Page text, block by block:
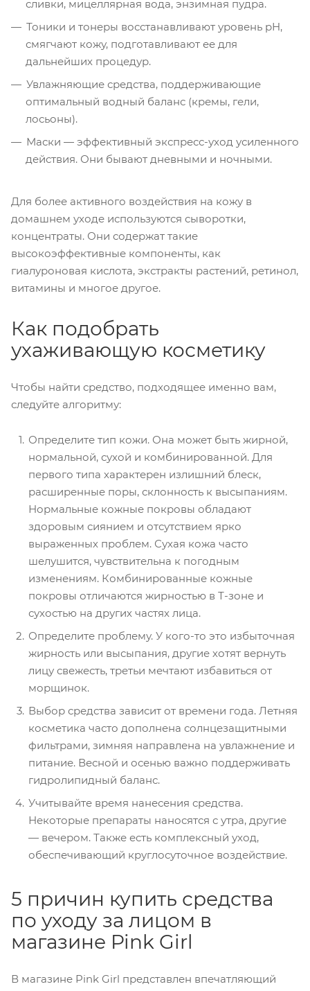
сливки, мицеллярная вода, энзимная пудра.
Тоники и тонеры восстанавливают уровень pH,
смягчают кожу, подготавливают ее для
дальнейших процедур.
Увлажняющие средства, поддерживающие
оптимальный водный баланс (кремы, гели,
лосьоны).
Маски — эффективный экспресс-уход усиленного
действия. Они бывают дневными и ночными.
Для более активного воздействия на кожу в
домашнем уходе используются сыворотки,
концентраты. Они содержат такие
высокоэффективные компоненты, как
гиалуроновая кислота, экстракты растений, ретинол,
витамины и многое другое.
Как подобрать
ухаживающую косметику
Чтобы найти средство, подходящее именно вам,
следуйте алгоритму:
Определите тип кожи. Она может быть жирной,
нормальной, сухой и комбинированной. Для
первого типа характерен излишний блеск,
расширенные поры, склонность к высыпаниям.
Нормальные кожные покровы обладают
здоровым сиянием и отсутствием ярко
выраженных проблем. Сухая кожа часто
шелушится, чувствительна к погодным
изменениям. Комбинированные кожные
покровы отличаются жирностью в Т-зоне и
сухостью на других частях лица.
Определите проблему. У кого-то это избыточная
жирность или высыпания, другие хотят вернуть
лицу свежесть, третьи мечтают избавиться от
морщинок.
Выбор средства зависит от времени года. Летняя
косметика часто дополнена солнцезащитными
фильтрами, зимняя направлена на увлажнение и
питание. Весной и осенью важно поддерживать
гидролипидный баланс.
Учитывайте время нанесения средства.
Некоторые препараты наносятся с утра, другие
— вечером. Также есть комплексный уход,
обеспечивающий круглосуточное воздействие.
5 причин купить средства
по уходу за лицом в
магазине Pink Girl
В магазине Pink Girl представлен впечатляющий